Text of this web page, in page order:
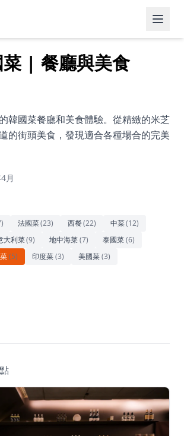
| 餐廳與美食
韓國菜餐廳和美食體驗。從精緻的米芝
的街頭美食，發現適合各種場合的完美
月
) 法國菜(23) 西餐(22) 中菜(12)
大利菜(9) 地中海菜(7) 泰國菜(6)
(5) 印度菜(3) 美國菜(3)